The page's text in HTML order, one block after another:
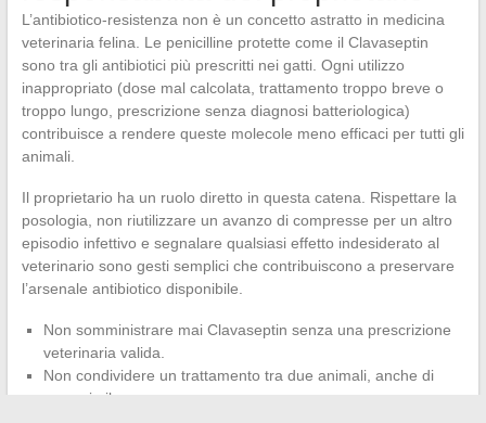
L’antibiotico-resistenza non è un concetto astratto in medicina
veterinaria felina. Le penicilline protette come il Clavaseptin
sono tra gli antibiotici più prescritti nei gatti. Ogni utilizzo
inappropriato (dose mal calcolata, trattamento troppo breve o
troppo lungo, prescrizione senza diagnosi batteriologica)
contribuisce a rendere queste molecole meno efficaci per tutti gli
animali.
Il proprietario ha un ruolo diretto in questa catena. Rispettare la
posologia, non riutilizzare un avanzo di compresse per un altro
episodio infettivo e segnalare qualsiasi effetto indesiderato al
veterinario sono gesti semplici che contribuiscono a preservare
l’arsenale antibiotico disponibile.
Non somministrare mai Clavaseptin senza una prescrizione
veterinaria valida.
Non condividere un trattamento tra due animali, anche di
peso simile.